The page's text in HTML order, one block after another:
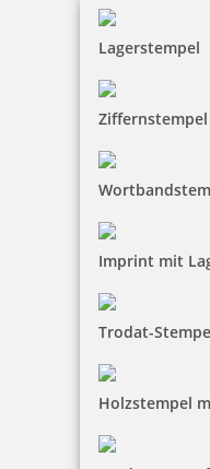
Lagerstempel
Ziffernstempel
Imprint mit
Trodat-
Holzstempel
Jetzt gestalten
Jetzt gestalten